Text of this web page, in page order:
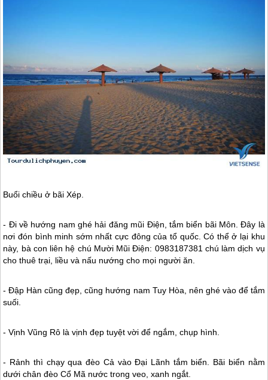
Buổi chiều ở bãi Xép.
- Đi về hướng nam ghé hải đăng mũi Điện, tắm biển bãi Môn. Đây là
nơi đón bình minh sớm nhất cực đông của tổ quốc. Có thể ở lại khu
này, bà con liên hệ chú Mười Mũi Điện: 0983187381 chú làm dịch vụ
cho thuê trại, liều và nấu nướng cho mọi người ăn.
- Đập Hàn cũng đẹp, cũng hướng nam Tuy Hòa, nên ghé vào để tắm
suối.
- Vịnh Vũng Rô là vịnh đẹp tuyệt vời để ngắm, chụp hình.
- Rảnh thì chạy qua đèo Cả vào Đại Lãnh tắm biển. Bãi biển nằm
dưới chân đèo Cổ Mã nước trong veo, xanh ngắt.